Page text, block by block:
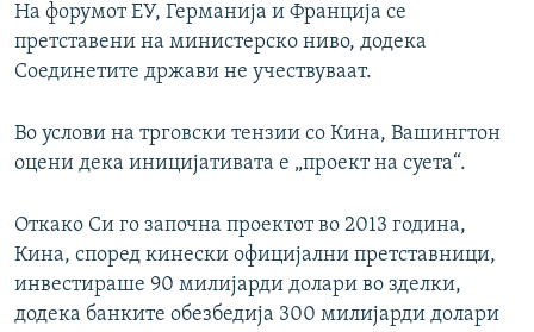
На форумот ЕУ, Германија и Франција се
претставени на министерско ниво, додека
Соединетите држави не учествуваат.
Во услови на трговски тензии со Кина, Вашингтон
оцени дека иницијативата е „проект на суета“.
Откако Си го започна проектот во 2013 година,
Кина, според кинески официјални претставници,
инвестираше 90 милијарди долари во зделки,
додека банките обезбедија 300 милијарди долари